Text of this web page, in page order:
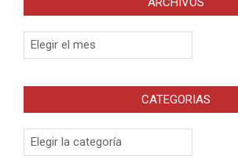
Archivos
CATEGORIAS
Categorias